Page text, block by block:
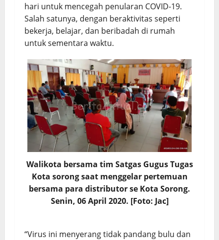
hari untuk mencegah penularan COVID-19.
Salah satunya, dengan beraktivitas seperti
bekerja, belajar, dan beribadah di rumah
untuk sementara waktu.
Walikota bersama tim Satgas Gugus Tugas
Kota sorong saat menggelar pertemuan
bersama para distributor se Kota Sorong.
Senin, 06 April 2020. [Foto: Jac]
“Virus ini menyerang tidak pandang bulu dan